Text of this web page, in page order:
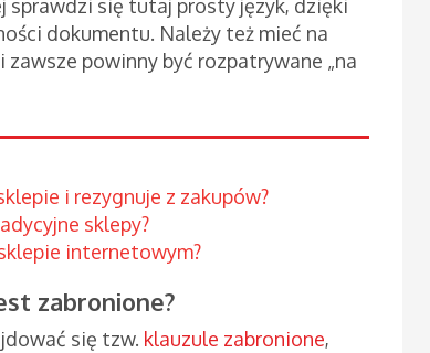
sprawdzi się tutaj prosty język, dzięki
dokumentu. Należy też mieć na
powinny być rozpatrywane „na
i rezygnuje z zakupów?
sklepy?
internetowym?
zabronione?
się tzw. klauzule zabronione,